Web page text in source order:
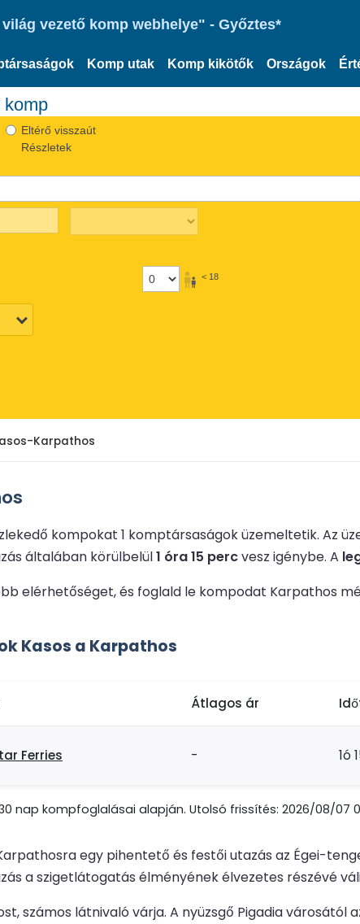
vezető komp webhelye" - Győztes*
Komp utak Komp kikötők Országok
komp
Eltérő visszaút
Részletek
< 18
Karpathos
kompokat 1 komptársaságok üzemeltetik. Az
általában körülbelül1 óra 15 percvesz igénybe. A
elérhetőséget, és foglald le kompodat Karpathos
Kasos a Karpathos
Átlagos ár
Ferries - 1ó
nap kompfoglalásai alapján. Utolsó frissítés: 2026/08/07
egy pihentető és festői utazás az Égei-
a szigetlátogatás élményének élvezetes részévé
számos látnivaló várja. A nyüzsgő Pigadia